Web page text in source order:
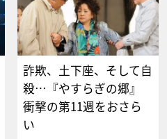
詐欺、土下座、そして自
殺…『やすらぎの郷』
衝撃の第11週をおさら
い